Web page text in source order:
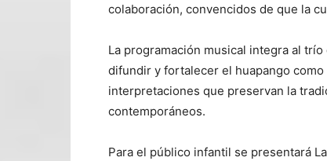
colaboración, convencidos de que la
La programación musical integra al
difundir y fortalecer el huapango
interpretaciones que preservan la
contemporáneos.
Para el público infantil se presentará